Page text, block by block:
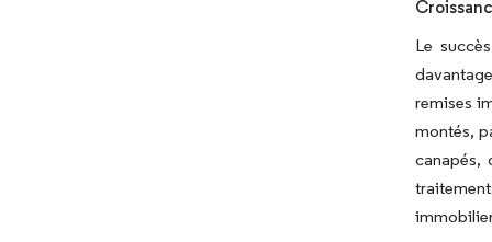
Le
remises
montés,
canapés,